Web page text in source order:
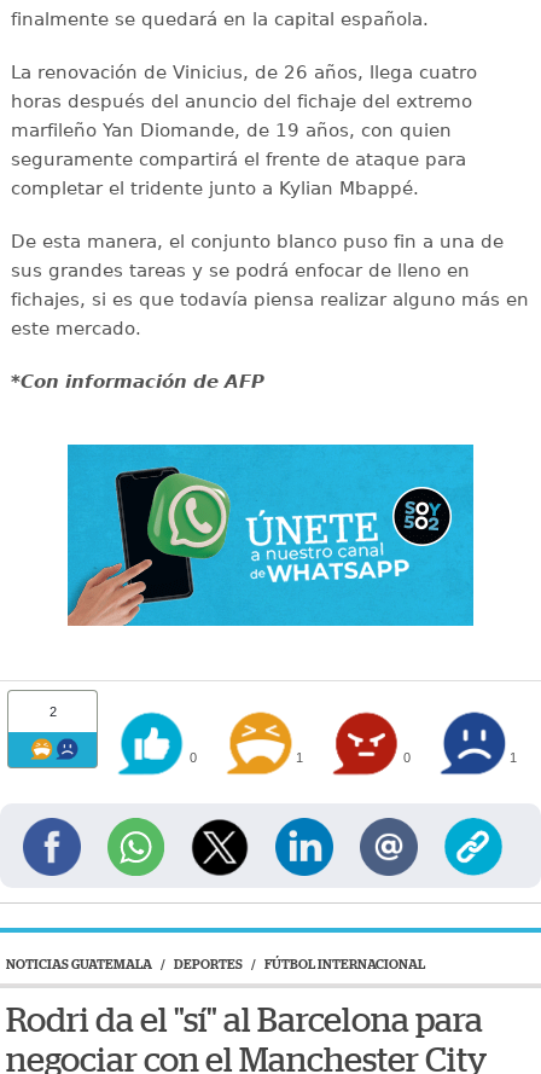
finalmente se quedará en la capital española.
La renovación de Vinicius, de 26 años, llega cuatro
horas después del anuncio del fichaje del extremo
marfileño Yan Diomande, de 19 años, con quien
seguramente compartirá el frente de ataque para
completar el tridente junto a Kylian Mbappé.
De esta manera, el conjunto blanco puso fin a una de
sus grandes tareas y se podrá enfocar de lleno en
fichajes, si es que todavía piensa realizar alguno más en
este mercado.
*Con información de AFP
2
0 1 0 1
NOTICIAS GUATEMALA / DEPORTES / FÚTBOL INTERNACIONAL
Rodri da el "sí" al Barcelona para
negociar con el Manchester City